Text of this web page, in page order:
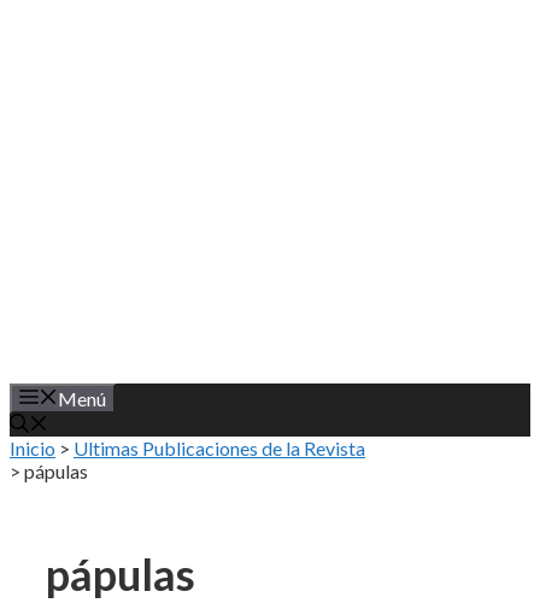
Menú
Inicio > Ultimas Publicaciones de la Revista
> pápulas
pápulas